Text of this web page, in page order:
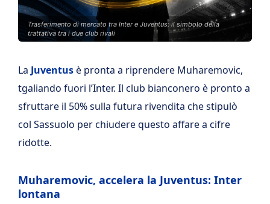
Trasferimento di mercato tra Inter e Juventus: il simbolo della
trattativa tra i due club rivali
La Juventusè pronta a riprendere Muharemovic,
tgaliando fuori l’Inter. Il club bianconero è pronto a
sfruttare il 50% sulla futura rivendita che stipulò
col Sassuolo per chiudere questo affare a cifre
ridotte.
Muharemovic, accelera la Juventus: Inter
lontana